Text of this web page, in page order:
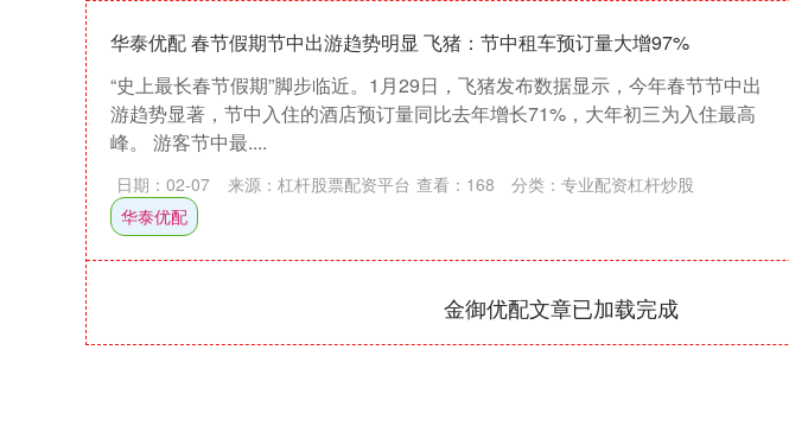
华泰优配 春节假期节中出游趋势明显 飞猪：节中租车预订量大增97%
“史上最长春节假期”脚步临近。1月29日，飞猪发布数据显示，今年春节节中出
游趋势显著，节中入住的酒店预订量同比去年增长71%，大年初三为入住最高
峰。 游客节中最....
日期：02-07 来源：杠杆股票配资平台 查看： 168 分类： 专业配资杠杆炒股
华泰优配
金御优配文章已加载完成